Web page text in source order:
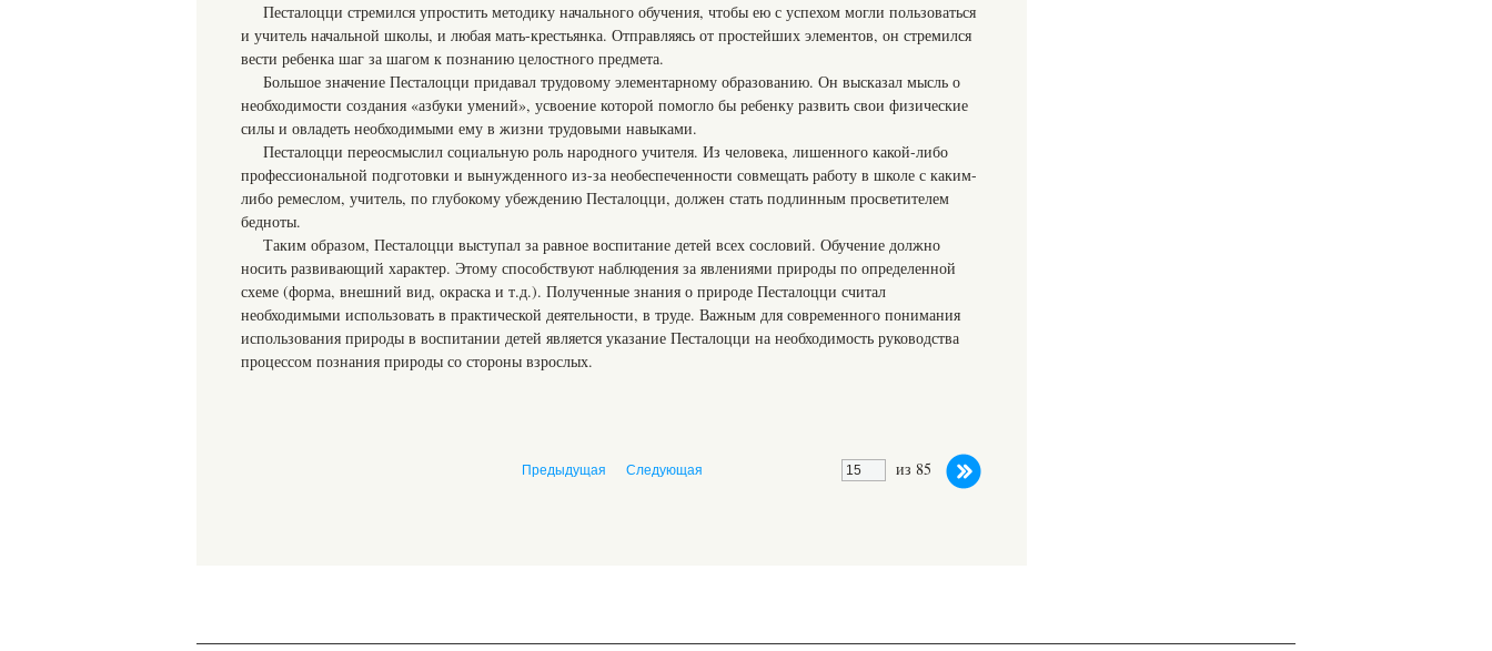
Песталоцци стремился упростить методику начального обучения, чтобы ею с успехом могли пользоваться
и учитель начальной школы, и любая мать-крестьянка. Отправляясь от простейших элементов, он стремился
вести ребенка шаг за шагом к познанию целостного предмета.
Большое значение Песталоцци придавал трудовому элементарному образованию. Он высказал мысль о
необходимости создания «азбуки умений», усвоение которой помогло бы ребенку развить свои физические
силы и овладеть необходимыми ему в жизни трудовыми навыками.
Песталоцци переосмыслил социальную роль народного учителя. Из человека, лишенного какой-либо
профессиональной подготовки и вынужденного из-за необеспеченности совмещать работу в школе с каким-
либо ремеслом, учитель, по глубокому убеждению Песталоцци, должен стать подлинным просветителем
бедноты.
Таким образом, Песталоцци выступал за равное воспитание детей всех сословий. Обучение должно
носить развивающий характер. Этому способствуют наблюдения за явлениями природы по определенной
схеме (форма, внешний вид, окраска и т.д.). Полученные знания о природе Песталоцци считал
необходимыми использовать в практической деятельности, в труде. Важным для современного понимания
использования природы в воспитании детей является указание Песталоцци на необходимость руководства
процессом познания природы со стороны взрослых.
из 85
Предыдущая Следующая